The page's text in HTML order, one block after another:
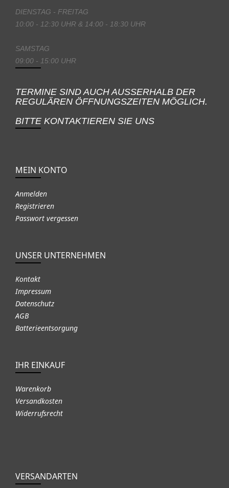
DIENSTAG - FREITAG
10:00 - 12:30 UHR & 14:00 - 18:30 UHR
SAMSTAG
09:00 - 15:00 UHR
TERMINE SIND AUCH AUSSERHALB DER
REGULÄREN ÖFFNUNGSZEITEN MÖGLICH.
BITTE KONTAKTIEREN SIE UNS
MEIN KONTO
Anmelden
Registrieren
Passwort vergessen
UNSER UNTERNEHMEN
Kontakt
Impressum
Datenschutz
AGB
Batterieentsorgung
IHR EINKAUF
Warenkorb
Versandkosten
Widerrufsrecht
VERSANDARTEN